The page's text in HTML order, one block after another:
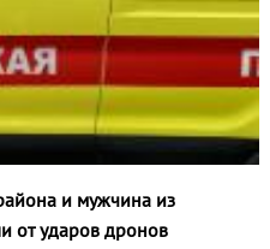
и мужчина из
от ударов дронов